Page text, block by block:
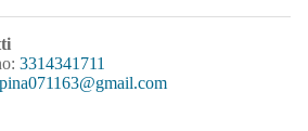
3314341711
pina071163@gmail.com